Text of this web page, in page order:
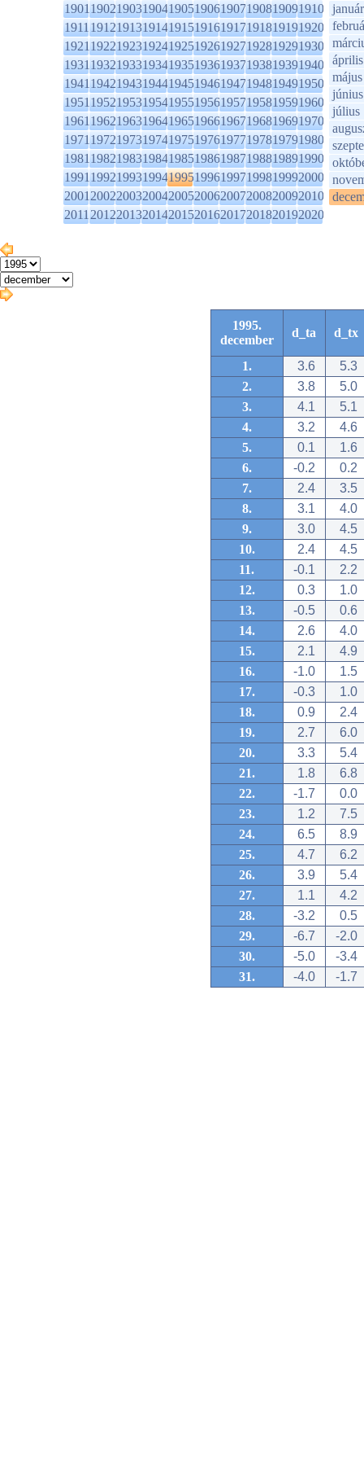
1901190219031904190519061907190819091910
1911191219131914191519161917191819191920
1921192219231924192519261927192819291930
1931193219331934193519361937193819391940
1941194219431944194519461947194819491950
1951195219531954195519561957195819591960
1961196219631964196519661967196819691970
1971197219731974197519761977197819791980
1981198219831984198519861987198819891990
1991199219931994199519961997199819992000
2001200220032004200520062007200820092010
2011201220132014201520162017201820192020
január
április
május
június
július
1995.
december
d_ta d_tx
1. 3.6
5.3
2.
3.8
5.0
3.
4.1
5.1
4.
3.2
4.6
5.
0.1
1.6
6.
-0.2
0.2
7.
2.4
3.5
8.
3.1
4.0
9.
3.0
4.5
10.
2.4
4.5
11.
-0.1
2.2
12.
0.3
1.0
13.
-0.5
0.6
14.
2.6
4.0
15.
2.1
4.9
16.
-1.0
1.5
17.
-0.3
1.0
18.
0.9
2.4
19.
2.7
6.0
20.
3.3
5.4
21.
1.8
6.8
22.
-1.7
0.0
23.
1.2
7.5
24.
6.5
8.9
25.
4.7
6.2
26.
3.9
5.4
27.
1.1
4.2
28.
-3.2
0.5
29.
-6.7
-2.0
30.
-5.0
-3.4
31.
-4.0 -1.7